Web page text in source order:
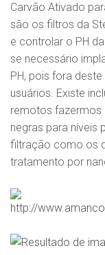
Carvão Ativado
são os filtros da
e controlar o PH
se necessário
PH, pois fora
usuários. Existe
remotos fazermos
negras para níveis
filtração como os
tratamento por